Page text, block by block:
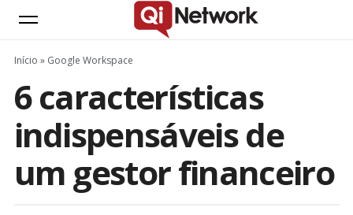
Início » Google Workspace
6 características
indispensáveis de
um gestor financeiro